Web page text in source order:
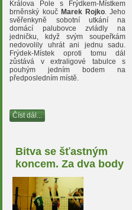
Králova Pole s Frýdkem-Místkem
brněnský kouč Marek Rojko. Jeho
svěřenkyně sobotní utkání na
domácí palubovce zvládly na
jedničku, když svým soupeřkám
nedovolily uhrát ani jednu sadu.
Frýdek-Místek oproti tomu dál
zůstává v extraligové tabulce s
pouhým jedním bodem na
předposledním místě.
Číst dál...
Bitva se šťastným
koncem. Za dva body